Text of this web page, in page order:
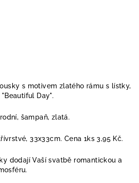
s motivem zlatého rámu s lístky,
Day".
šampaň, zlatá.
33x33cm. Cena 1ks 3,95 Kč.
dodají Vaší svatbě romantickou a